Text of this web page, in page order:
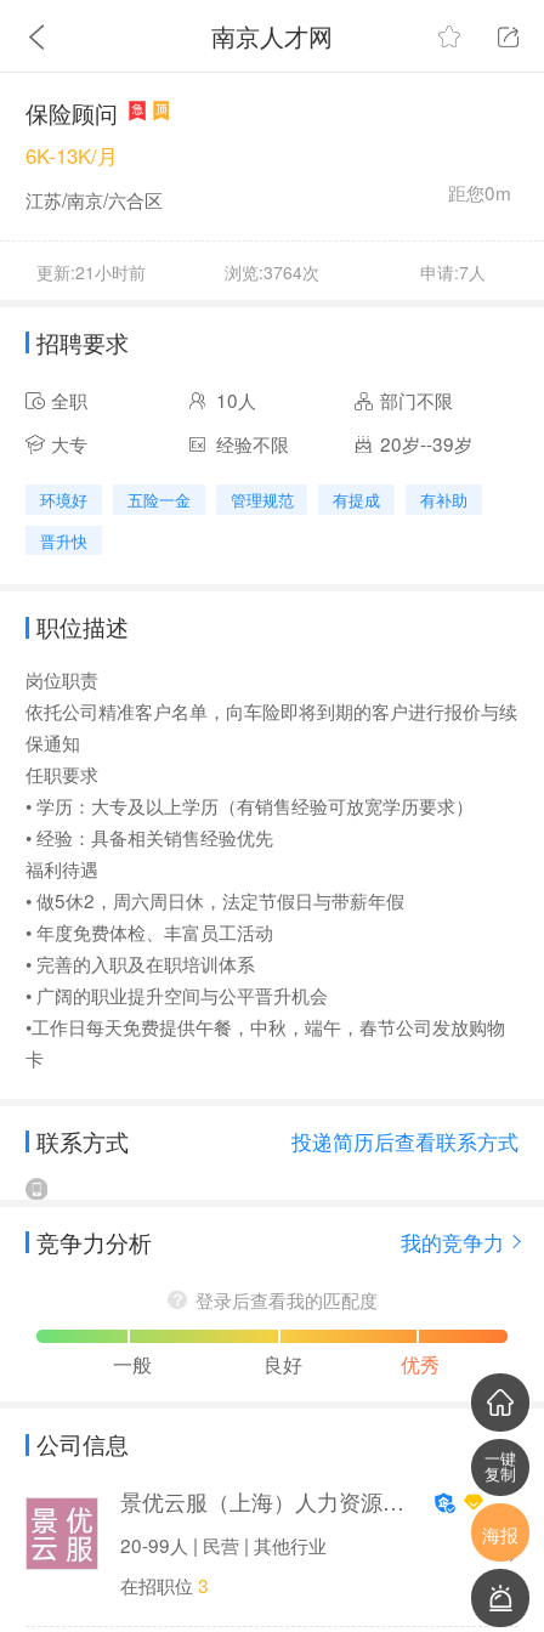
南京人才网
保险顾问
距您0m
6K-13K/月
江苏/南京/六合区
更新:21小时前 浏览:3764次 申请:7人
招聘要求
全职 10人
部门不限
大专
经验不限 20岁--39岁
环境好 五险一金 管理规范 有提成
有补助
晋升快
职位描述
岗位职责
依托公司精准客户名单，向车险即将到期的客户进行报价与续
保通知
任职要求
• 学历：大专及以上学历（有销售经验可放宽学历要求）
• 经验：具备相关销售经验优先
福利待遇
• 做5休2，周六周日休，法定节假日与带薪年假
• 年度免费体检、丰富员工活动
• 完善的入职及在职培训体系
• 广阔的职业提升空间与公平晋升机会
•工作日每天免费提供午餐，中秋，端午，春节公司发放购物
卡
联系方式 投递简历后查看联系方式
竞争力分析 我的竞争力
登录后查看我的匹配度
一般 良好 优秀
公司信息
景优云服（上海）人力资源有限公司
20-99人 | 民营 | 其他行业
在招职位 3
一键
复制
海报